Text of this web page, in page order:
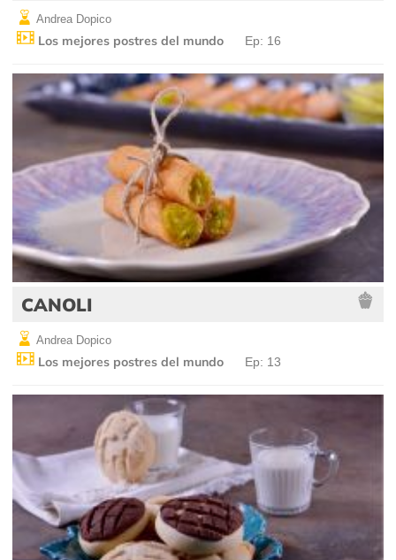
Andrea Dopico
Los mejores postres del mundo Ep: 16
CANOLI
Andrea Dopico
Los mejores postres del mundo Ep: 13